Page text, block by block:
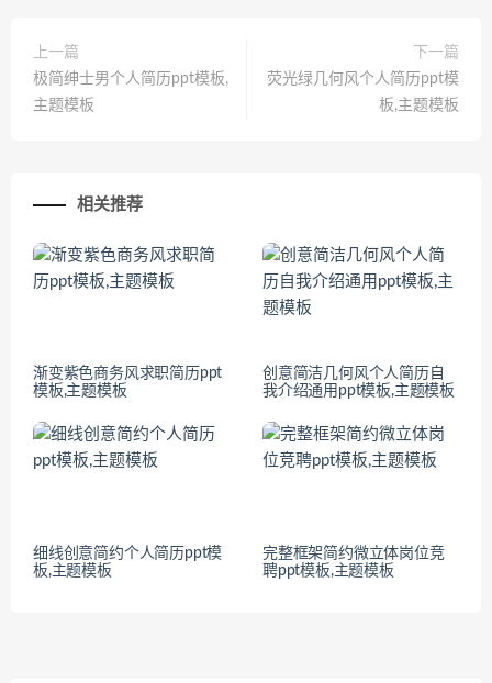
上一篇
极简绅士男个人简历ppt模板,
主题模板
下一篇
荧光绿几何风个人简历ppt模
板,主题模板
相关推荐
渐变紫色商务风求职简历ppt
模板,主题模板
创意简洁几何风个人简历自
我介绍通用ppt模板,主题模板
细线创意简约个人简历ppt模
板,主题模板
完整框架简约微立体岗位竞
聘ppt模板,主题模板